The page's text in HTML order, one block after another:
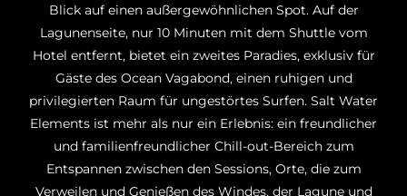
Blick auf einen außergewöhnlichen Spot. Auf der
Lagunenseite, nur 10 Minuten mit dem Shuttle vom
Hotel entfernt, bietet ein zweites Paradies, exklusiv für
Gäste des Ocean Vagabond, einen ruhigen und
privilegierten Raum für ungestörtes Surfen. Salt Water
Elements ist mehr als nur ein Erlebnis: ein freundlicher
und familienfreundlicher Chill-out-Bereich zum
Entspannen zwischen den Sessions, Orte, die zum
Verweilen und Genießen des Windes, der Lagune und